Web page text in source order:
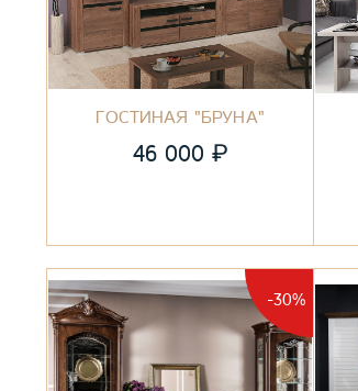
ГОСТИНАЯ "БРУНА"
46 000 ₽
-30%